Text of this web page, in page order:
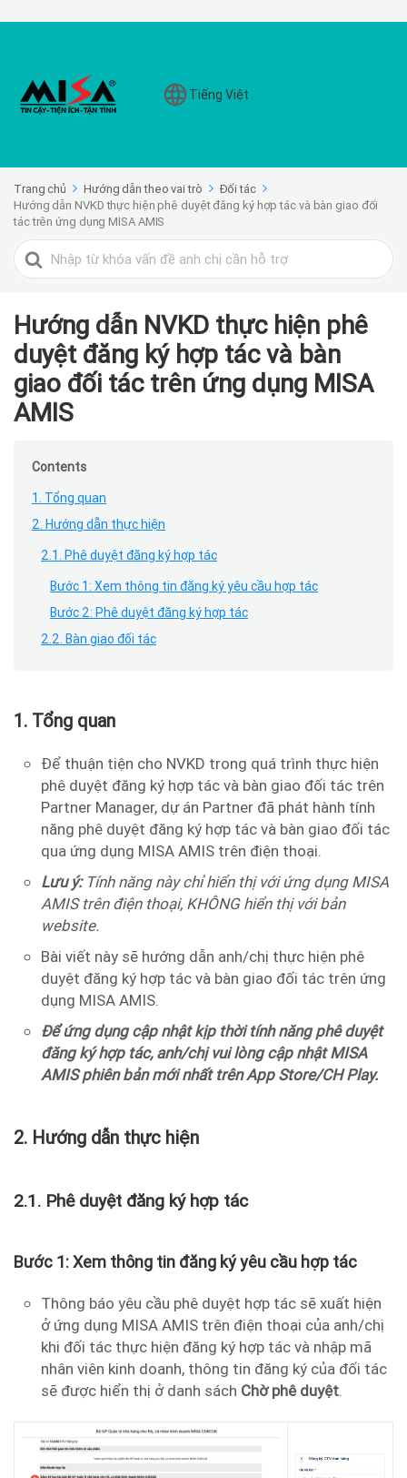
Tiếng Việt
Trang chủ Hướng dẫn theo vai trò
Đối tác
Hướng dẫn NVKD thực hiện phê duyệt đăng ký hợp tác và bàn giao đối
tác trên ứng dụng MISA AMIS
Search
For
Hướng dẫn NVKD thực hiện phê
duyệt đăng ký hợp tác và bàn
giao đối tác trên ứng dụng MISA
AMIS
Contents
1. Tổng quan
2. Hướng dẫn thực hiện
2.1. Phê duyệt đăng ký hợp tác
Bước 1: Xem thông tin đăng ký yêu cầu hợp tác
Bước 2: Phê duyệt đăng ký hợp tác
2.2. Bàn giao đối tác
1. Tổng quan
Để thuận tiện cho NVKD trong quá trình thực hiện
phê duyệt đăng ký hợp tác và bàn giao đối tác trên
Partner Manager, dự án Partner đã phát hành tính
năng phê duyệt đăng ký hợp tác và bàn giao đối tác
qua ứng dụng MISA AMIS trên điện thoại.
Lưu ý: Tính năng này chỉ hiển thị với ứng dụng MISA
AMIS trên điện thoại, KHÔNG hiển thị với bản
website.
Bài viết này sẽ hướng dẫn anh/chị thực hiện phê
duyệt đăng ký hợp tác và bàn giao đối tác trên ứng
dụng MISA AMIS.
Để ứng dụng cập nhật kịp thời tính năng phê duyệt
đăng ký hợp tác, anh/chị vui lòng cập nhật MISA
AMIS phiên bản mới nhất trên App Store/CH Play.
2. Hướng dẫn thực hiện
2.1. Phê duyệt đăng ký hợp tác
Bước 1: Xem thông tin đăng ký yêu cầu hợp tác
Thông báo yêu cầu phê duyệt hợp tác sẽ xuất hiện
ở ứng dụng MISA AMIS trên điện thoại của anh/chị
khi đối tác thực hiện đăng ký hợp tác và nhập mã
nhân viên kinh doanh, thông tin đăng ký của đối tác
sẽ được hiển thị ở danh sách Chờ phê duyệt.